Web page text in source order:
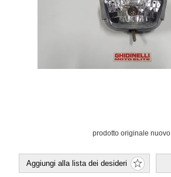
prodotto originale nuovo